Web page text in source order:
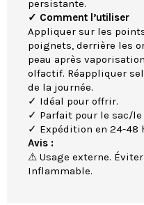
persistante.
✓ Comment l’utiliser
Appliquer sur les
poignets, derrière les
peau après
olfactif. Réappliquer
de la journée.
✓ Idéal pour offrir.
✓ Parfait pour le sac/le
✓ Expédition en 24-48
Avis :
⚠ Usage externe.
Inflammable.